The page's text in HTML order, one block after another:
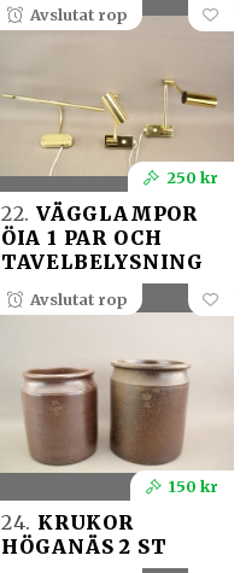
Avslutat rop
250 kr
22. VÄGGLAMPOR
ÖIA 1 PAR OCH
TAVELBELYSNING
Avslutat rop
150 kr
24. KRUKOR
HÖGANÄS 2 ST